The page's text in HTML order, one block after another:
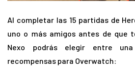
Al completar las 15 partidas de
uno o más amigos antes de que
Nexo podrás elegir entre
recompensas para Overwatch: